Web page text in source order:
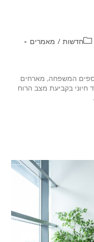
/ מאמרים
המשפחה, מארחים
חיוני בקביעת מצב הרוח